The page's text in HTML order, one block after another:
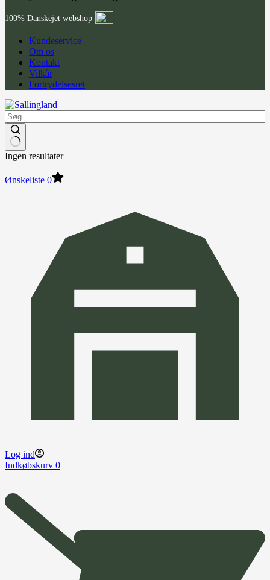
100% Danskejet webshop
Kundeservice
Om os
Kontakt
Vilkår
Fortrydelsesret
Ingen resultater
Ønskeliste 0
Log ind
Indkøbskurv 0